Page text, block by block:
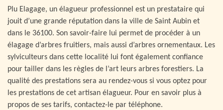
Plu Elagage, un élagueur professionnel est un prestataire qui
jouit d’une grande réputation dans la ville de Saint Aubin et
dans le 36100. Son savoir-faire lui permet de procéder à un
élagage d’arbres fruitiers, mais aussi d’arbres ornementaux. Les
sylviculteurs dans cette localité lui font également confiance
pour tailler dans les règles de l’art leurs arbres forestiers. La
qualité des prestations sera au rendez-vous si vous optez pour
les prestations de cet artisan élagueur. Pour en savoir plus à
propos de ses tarifs, contactez-le par téléphone.